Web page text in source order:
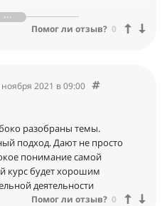
пригодились
покупал.
а я все так же могу написать
только я могу озадачить
Помог ли отзыв? 0
2021 в 09:00
разобраны темы.
подход. Дают не просто
понимание самой
курс будет хорошим
деятельности
Помог ли отзыв? 0